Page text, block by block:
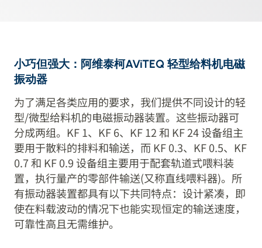
小巧但强大：阿维泰柯AViTEQ 轻型给料机电磁
振动器
为了满足各类应用的要求，我们提供不同设计的轻
型/微型给料机的电磁振动器装置。这些振动器可
分成两组。KF 1、KF 6、KF 12 和 KF 24 设备组主
要用于散料的排料和输送，而 KF 0.3、KF 0.5、KF
0.7 和 KF 0.9 设备组主要用于配套轨道式喂料装
置，执行量产的零部件输送(又称直线喂料器)。所
有振动器装置都具有以下共同特点：设计紧凑，即
使在料载波动的情况下也能实现恒定的输送速度，
可靠性高且无需维护。